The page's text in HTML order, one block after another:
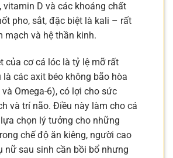
vitamin D và các khoáng chất
pho, sắt, đặc biệt là kali – rất
mạch và hệ thần kinh.
của cơ cá lóc là tỷ lệ mỡ rất
là các axit béo không bão hòa
Omega-6), có lợi cho sức
và trí não. Điều này làm cho cá
chọn lý tưởng cho những
chế độ ăn kiêng, người cao
nữ sau sinh cần bồi bổ nhưng